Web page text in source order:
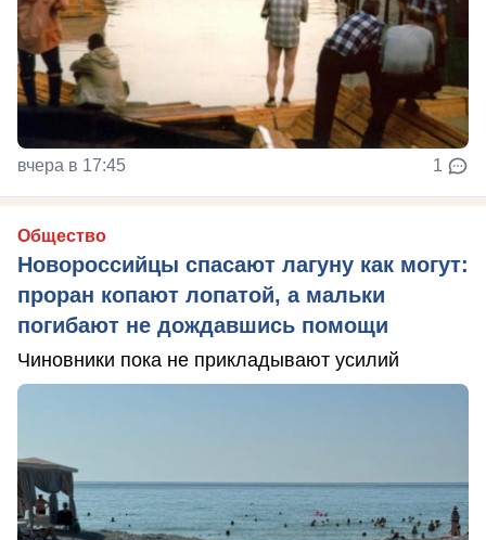
вчера в 17:45 1
Общество
Новороссийцы спасают лагуну как могут:
проран копают лопатой, а мальки
погибают не дождавшись помощи
Чиновники пока не прикладывают усилий